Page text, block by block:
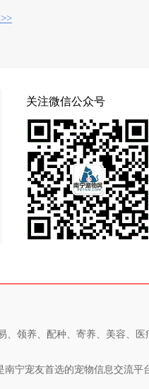
关注微信公众号
、领养、配种、寄养、美容、
宁宠友首选的宠物信息交流平